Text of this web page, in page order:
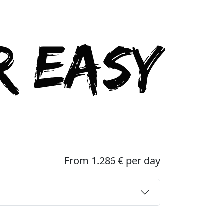
From 1.286 € per day